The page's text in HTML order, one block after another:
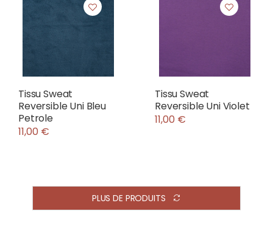
Tissu Sweat
Reversible Uni Bleu
Petrole
11,00 €
Tissu Sweat
Reversible Uni Violet
11,00 €
PLUS DE PRODUITS